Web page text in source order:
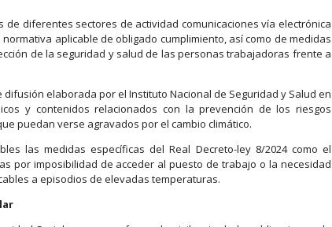
de diferentes sectores de actividad comunicaciones vía electrónica
aplicable de obligado cumplimiento, así como de medidas
de la seguridad y salud de las personas trabajadoras frente a
elaborada por el Instituto Nacional de Seguridad y Salud en
y contenidos relacionados con la prevención de los riesgos
puedan verse agravados por el cambio climático.
las medidas específicas del Real Decreto-ley 8/2024 como el
por imposibilidad de acceder al puesto de trabajo o la necesidad
a episodios de elevadas temperaturas.